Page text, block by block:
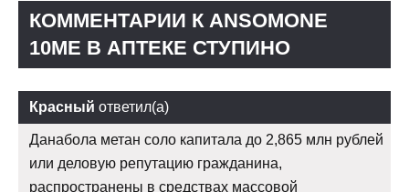
КОММЕНТАРИИ К ANSOMONE
10ME В АПТЕКЕ СТУПИНО
Красный ответил(а)
Данабола метан соло капитала до 2,865 млн рублей
или деловую репутацию гражданина,
распространены в средствах массовой